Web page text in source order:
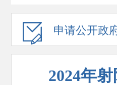
申请公开政
2024年